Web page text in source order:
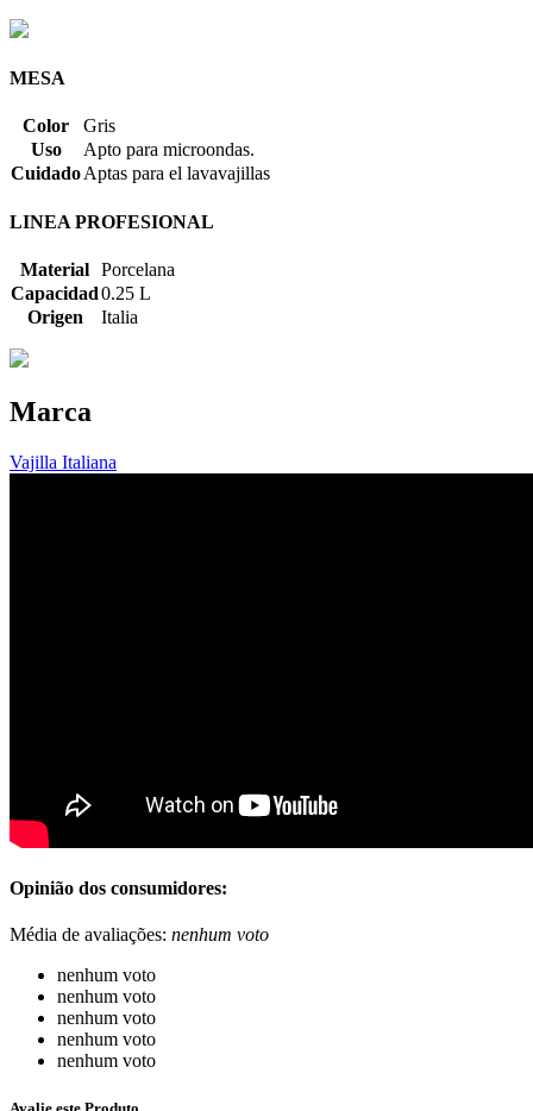
MESA
Color
Gris
Uso
Apto para microondas.
CuidadoAptas para el lavavajillas
LINEA PROFESIONAL
Material Porcelana
Capacidad0.25 L
Origen
Italia
Marca
Vajilla Italiana
Opinião dos consumidores:
Média de avaliações: nenhum voto
nenhum voto
nenhum voto
nenhum voto
nenhum voto
nenhum voto
Avalie este Produto